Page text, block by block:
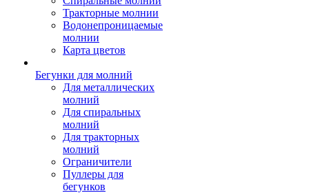
Тракторные молнии
Водонепроницаемые
молнии
Карта цветов
Бегунки для молний
Для металлических
молний
Для спиральных
молний
Для тракторных
молний
Ограничители
Пуллеры для
бегунков